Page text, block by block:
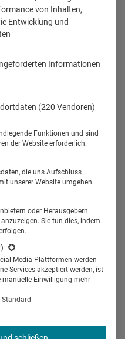
Gesetz zur
ist
man als Unternehmen
von Inhalten,
Entwicklung und
Informationen
(220 Vendoren)
Funktionen und sind
der Website erforderlich.
die uns Aufschluss
unserer Website umgehen.
oder Herausgebern
Sie tun dies, indem
Media-Plattformen werden
Services akzeptiert werden, ist
manuelle Einwilligung mehr
Standard